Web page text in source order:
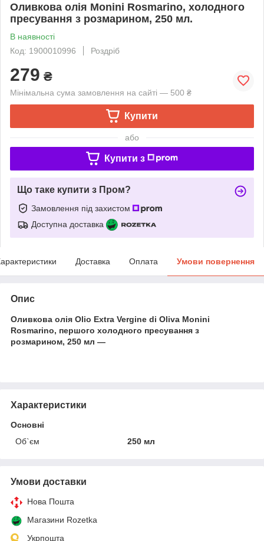
Оливкова олія Monini Rosmarino, холодного
пресування з розмарином, 250 мл.
В наявності
Код: 1900010996
Роздріб
279 ₴
Мінімальна сума замовлення на сайті — 500 ₴
Купити
або
Купити з
Що таке купити з Пром?
Замовлення під захистом
Доступна доставка
Доставка Оплата Умови повернення
Опис
Оливкова олія Olio Extra Vergine di Oliva Monini
Rosmarino, першого холодного пресування з
розмарином, 250 мл —
Характеристики
Основні
Об`єм
250 мл
Умови доставки
Нова Пошта
Магазини Rozetka
Укрпошта